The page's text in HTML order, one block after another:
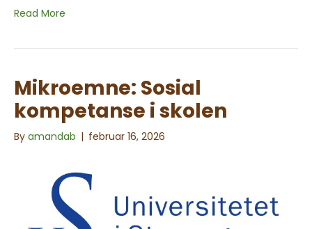
Read More
Mikroemne: Sosial
kompetanse i skolen
By amandab | februar 16, 2026